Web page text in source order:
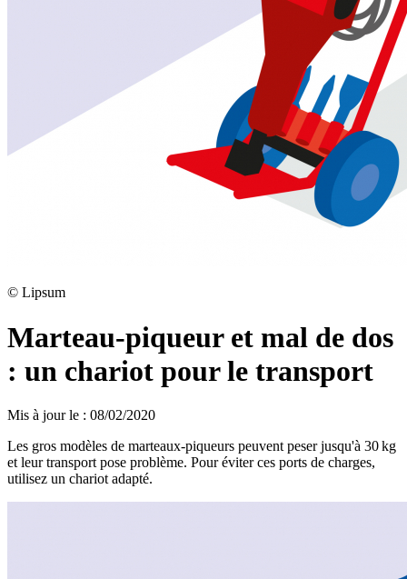
© Lipsum
Marteau-piqueur et mal de dos
: un chariot pour le transport
Mis à jour le : 08/02/2020
Les gros modèles de marteaux-piqueurs peuvent peser jusqu'à 30 kg
et leur transport pose problème. Pour éviter ces ports de charges,
utilisez un chariot adapté.